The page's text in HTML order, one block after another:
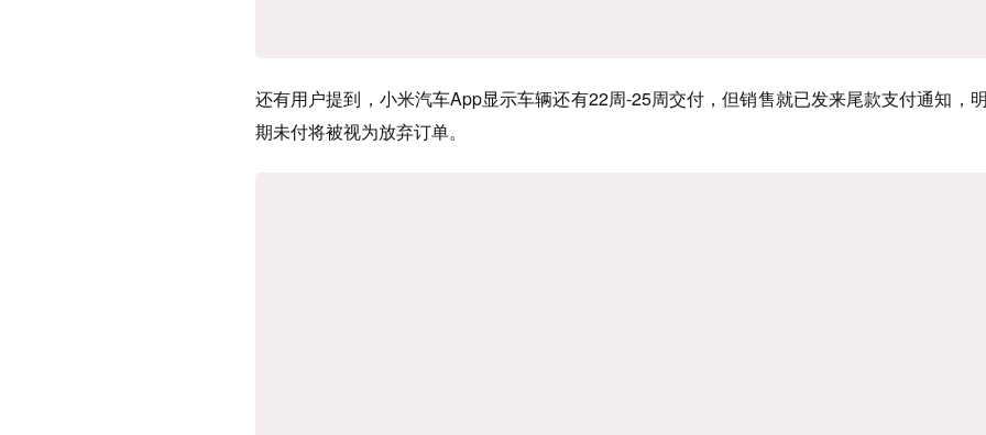
还有用户提到，小米汽车App显示车辆还有22周-25周交付，但销售就已发来尾款支付通知，
期未付将被视为放弃订单。